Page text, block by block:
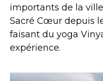
importants de la
Sacré Cœur depuis
faisant du yoga
expérience.